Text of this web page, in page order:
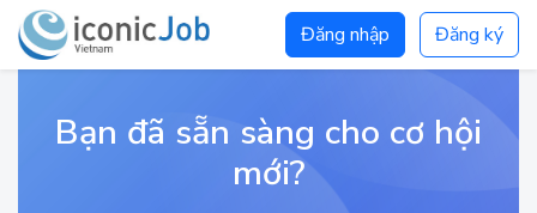
Đăng nhập Đăng ký
Bạn đã sẵn sàng cho cơ hội
mới?